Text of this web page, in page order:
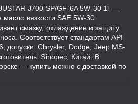
J700 SP/GF-6A 5W-30 1l —
масло вязкости SAE 5W-30
смазку, охлаждение и защиту
Соответствует стандартам API
допуски: Chrysler, Dodge, Jeep MS-
Sinopec, Китай. В
— купить можно с доставкой по